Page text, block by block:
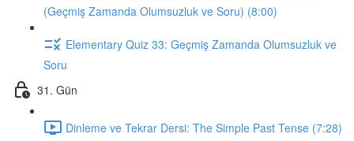
(Geçmiş Zamanda Olumsuzluk ve Soru) (8:00)
Elementary Quiz 33: Geçmiş Zamanda Olumsuzluk ve
Soru
31. Gün
Dinleme ve Tekrar Dersi: The Simple Past Tense (7:28)